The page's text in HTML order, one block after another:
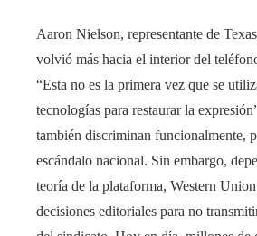
Aaron Nielson, representante de
volvió más hacia el interior del
“Esta no es la primera vez que se
tecnologías para restaurar la
también discriminan funcionalmente,
escándalo nacional. Sin embargo,
teoría de la plataforma, Western
decisiones editoriales para no